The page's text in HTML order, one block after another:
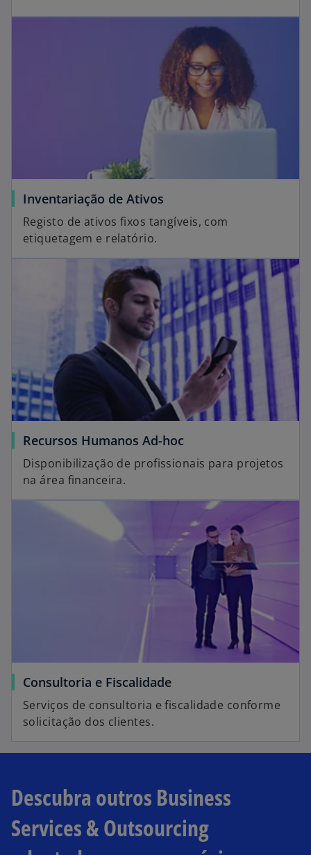
Inventariação de Ativos
Registo de ativos fixos tangíveis, com
etiquetagem e relatório.
Recursos Humanos Ad-hoc
Disponibilização de profissionais para projetos
na área financeira.
Consultoria e Fiscalidade
Serviços de consultoria e fiscalidade conforme
solicitação dos clientes.
Descubra outros Business
Services & Outsourcing